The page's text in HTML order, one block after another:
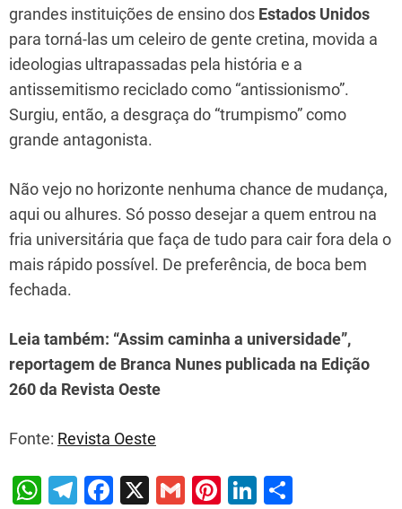
grandes instituições de ensino dos Estados Unidos
para torná-las um celeiro de gente cretina, movida a
ideologias ultrapassadas pela história e a
antissemitismo reciclado como “antissionismo”.
Surgiu, então, a desgraça do “trumpismo” como
grande antagonista.
Não vejo no horizonte nenhuma chance de mudança,
aqui ou alhures. Só posso desejar a quem entrou na
fria universitária que faça de tudo para cair fora dela o
mais rápido possível. De preferência, de boca bem
fechada.
Leia também: “Assim caminha a universidade”,
reportagem de Branca Nunes publicada na Edição
260 da Revista Oeste
Fonte: Revista Oeste
W T
F
X
G
Pi Li